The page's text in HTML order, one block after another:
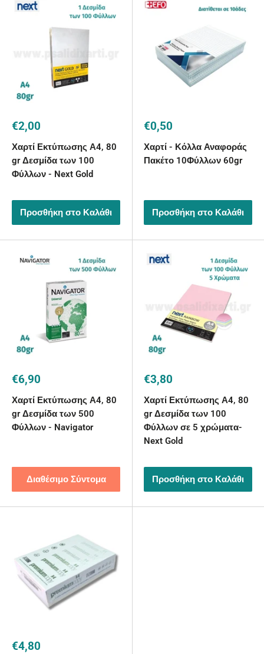
Τιμή
την
έκπτωση
€2,00
Χαρτί Εκτύπωσης Α4, 80
gr Δεσμίδα των 100
Φύλλων - Next Gold
Προσθήκη στο Καλάθι
Τιμή
την
έκπτωση
€0,50
Χαρτί - Κόλλα Αναφοράς
Πακέτο 10Φύλλων 60gr
Προσθήκη στο Καλάθι
Τιμή
την
έκπτωση
€6,90
Χαρτί Εκτύπωσης Α4, 80
gr Δεσμίδα των 500
Φύλλων - Navigator
Διαθέσιμο Σύντομα
Τιμή
την
έκπτωση
€3,80
Χαρτί Εκτύπωσης Α4, 80
gr Δεσμίδα των 100
Φύλλων σε 5 χρώματα-
Next Gold
Προσθήκη στο Καλάθι
Τιμή
€4,80